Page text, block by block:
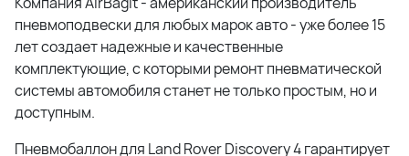
пневмоподвески для любых марок авто - уже более 15
лет создает надежные и качественные
комплектующие, с которыми ремонт пневматической
системы автомобиля станет не только простым, но и
доступным.
Пневмобаллон для Land Rover Discovery 4 гарантирует